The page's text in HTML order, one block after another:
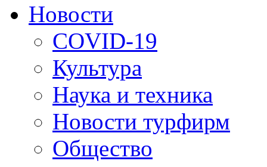
Новости
COVID-19
Культура
Наука и техника
Новости турфирм
Общество